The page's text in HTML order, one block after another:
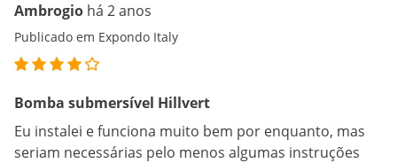
Ambrogio há 2 anos
Publicado em Expondo Italy
Bomba submersível Hillvert
Eu instalei e funciona muito bem por enquanto, mas
seriam necessárias pelo menos algumas instruções